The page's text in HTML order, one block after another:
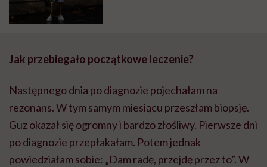
Jak przebiegało początkowe leczenie?
Następnego dnia po diagnozie pojechałam na
rezonans. W tym samym miesiącu przeszłam biopsję.
Guz okazał się ogromny i bardzo złośliwy. Pierwsze dni
po diagnozie przepłakałam. Potem jednak
powiedziałam sobie: „Dam radę, przejdę przez to”. W